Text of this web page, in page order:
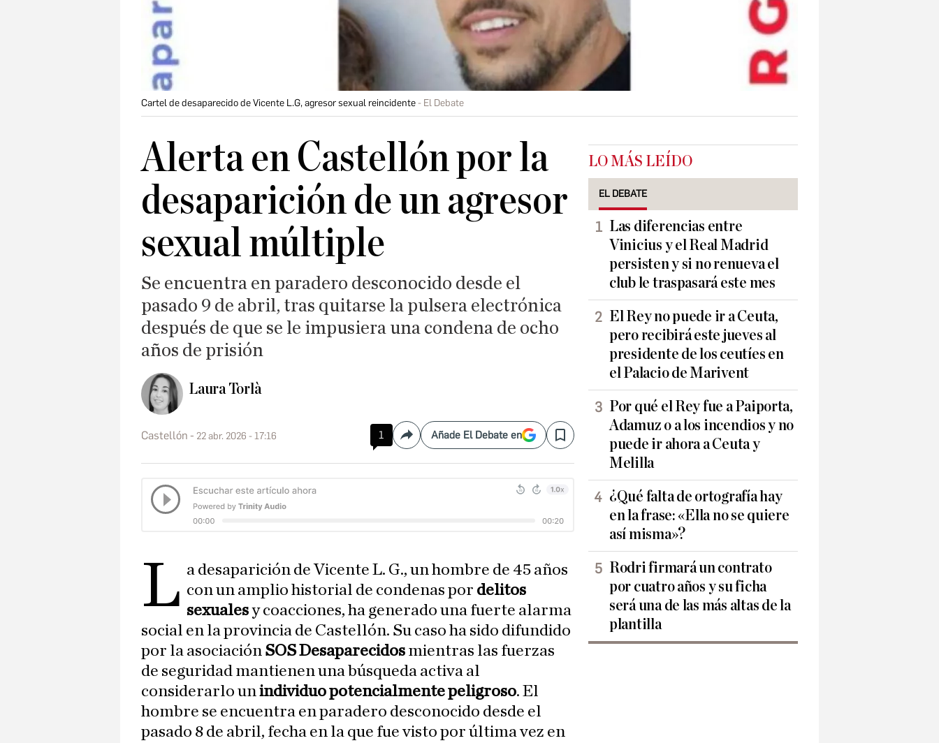
Cartel de desaparecido de Vicente L.G, agresor sexual reincidente El Debate
Alerta en Castellón por la
desaparición de un agresor
sexual múltiple
Se encuentra en paradero desconocido desde el
pasado 9 de abril, tras quitarse la pulsera electrónica
después de que se le impusiera una condena de ocho
años de prisión
Laura Torlà
Castellón 22 abr. 2026 - 17:16 1 CompartirAñade El Debate en Save
L a desaparición de Vicente L. G., un hombre de 45 años
con un amplio historial de condenas por delitos
sexualesy coacciones, ha generado una fuerte alarma
social en la provincia de Castellón. Su caso ha sido difundido
por la asociación SOS Desaparecidos mientras las fuerzas
de seguridad mantienen una búsqueda activa al
considerarlo unindividuo potencialmente peligroso. El
hombre se encuentra en paradero desconocido desde el
pasado 8 de abril, fecha en la que fue visto por última vez en
LO MÁS LEÍDO
EL DEBATE
Las diferencias entre
Vinicius y el Real Madrid
persisten y si no renueva el
club le traspasará este mes
El Rey no puede ir a Ceuta,
pero recibirá este jueves al
presidente de los ceutíes en
el Palacio de Marivent
Por qué el Rey fue a Paiporta,
Adamuz o a los incendios y no
puede ir ahora a Ceuta y
Melilla
¿Qué falta de ortografía hay
en la frase: «Ella no se quiere
así misma»?
Rodri firmará un contrato
por cuatro años y su ficha
será una de las más altas de la
plantilla